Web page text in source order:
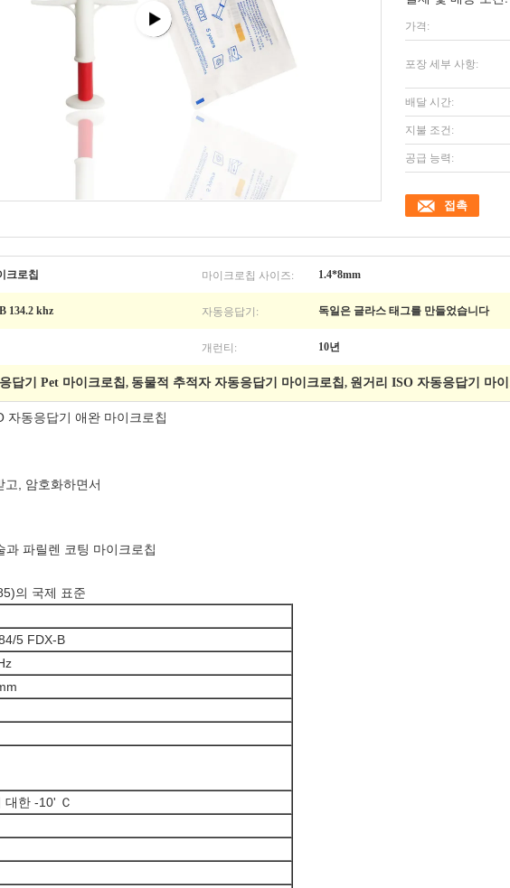
가격:
포장 세부 사항:
배달 시간:
지불 조건:
공급 능력:
접촉
크로칩 마이크로칩 사이즈: 1.4*8mm
134.2 khz 자동응답기: 독일은 글라스 태그를 만들었습니다
개런티: 10년
답기 Pet 마이크로칩 , 동물적 추적자 자동응답기 마이크로칩 , 원거리 ISO 자동응답기 마이
자동응답기 애완 마이크로칩
, 암호화하면서
파릴렌 코팅 마이크로칩
의 국제 표준
5 FDX-B
대한 -10' Ｃ